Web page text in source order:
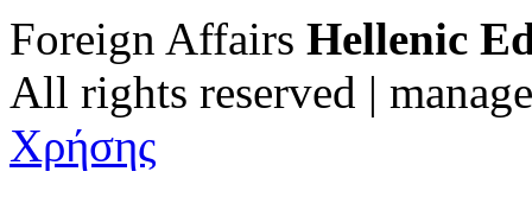
Foreign Affairs Hellenic
All rights reserved |
Χρήσης